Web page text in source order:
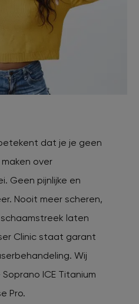
dat je je geen
over
Geen pijnlijke en
Nooit meer scheren,
laten
Clinic staat garant
Wij
ICE Titanium
Pro.